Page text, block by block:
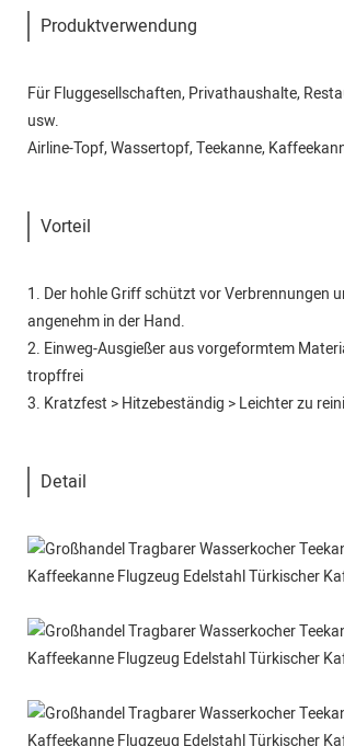
Produktverwendung
Für Fluggesellschaften, Privathaushalte,
usw.
Airline-Topf, Wassertopf, Teekanne,
Vorteil
1. Der hohle Griff schützt vor Verbrennungen
angenehm in der Hand.
2. Einweg-Ausgießer aus vorgeformtem
tropffrei
3. Kratzfest > Hitzebeständig > Leichter zu
Detail